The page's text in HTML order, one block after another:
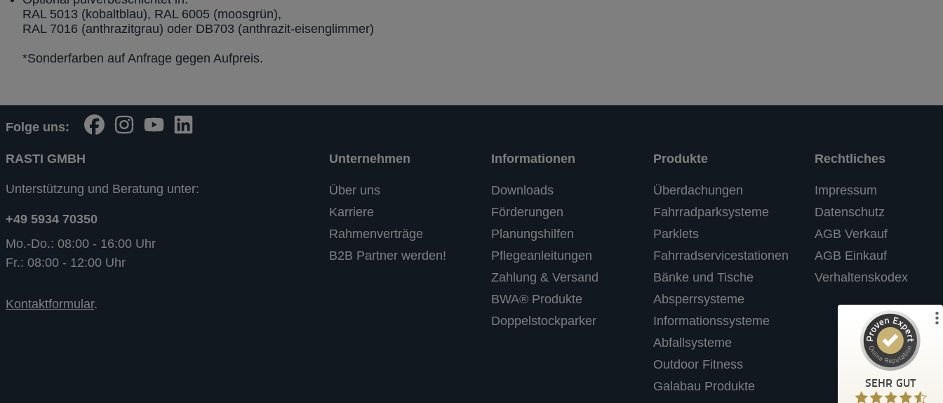
RAL 5013 (kobaltblau), RAL 6005 (moosgrün),
RAL 7016 (anthrazitgrau) oder DB703 (anthrazit-eisenglimmer)
*Sonderfarben auf Anfrage gegen Aufpreis.
Folge uns:
RASTI GMBH
Unterstützung und Beratung unter:
+49 5934 70350
Mo.-Do.: 08:00 - 16:00 Uhr
Fr.: 08:00 - 12:00 Uhr
Kontaktformular.
Unternehmen
Über uns
Karriere
Rahmenverträge
B2B Partner werden!
Informationen
Downloads
Förderungen
Planungshilfen
Pflegeanleitungen
Zahlung & Versand
BWA® Produkte
Doppelstockparker
Produkte
Überdachungen
Fahrradparksysteme
Parklets
Fahrradservicestationen
Bänke und Tische
Absperrsysteme
Informationssysteme
Abfallsysteme
Outdoor Fitness
Galabau Produkte
Rechtliches
Impressum
Datenschutz
AGB Verkauf
AGB Einkauf
Verhaltenskodex
SEHR GUT
RASTI
100
%
Empfehlungen auf
ProvenExpert.com
Bewertungen auf ProvenExpert.com
Erfahren Sie mehr über dieses Bewertungssiegel
Anonym